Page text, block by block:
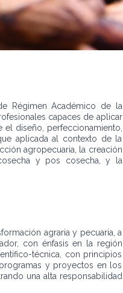
Régimen Académico de la
capaces de aplicar
el diseño, perfeccionamiento,
aplicada al contexto de la
agropecuaria, la creación
y pos cosecha, y la
agraria y pecuaria, a
con énfasis en la región
técnica, con principios
y proyectos en los
una alta responsabilidad